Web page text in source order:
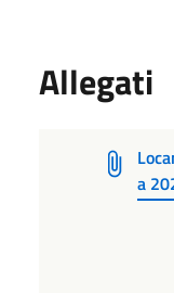
Allegati
a